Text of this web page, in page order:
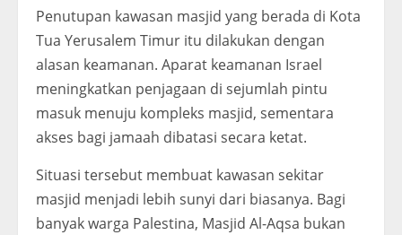
Penutupan kawasan masjid yang berada di Kota
Tua Yerusalem Timur itu dilakukan dengan
alasan keamanan. Aparat keamanan Israel
meningkatkan penjagaan di sejumlah pintu
masuk menuju kompleks masjid, sementara
akses bagi jamaah dibatasi secara ketat.
Situasi tersebut membuat kawasan sekitar
masjid menjadi lebih sunyi dari biasanya. Bagi
banyak warga Palestina, Masjid Al-Aqsa bukan